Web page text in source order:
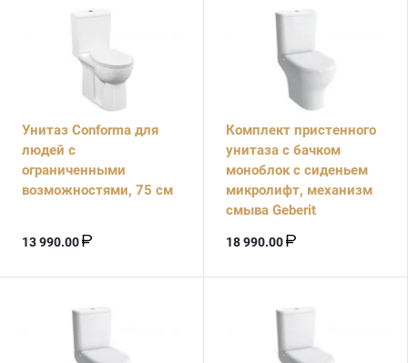
Унитаз Conforma для
людей с
ограниченными
возможностями, 75 см
13 990.00
Комплект пристенного
унитаза с бачком
моноблок с сиденьем
микролифт, механизм
смыва Geberit
18 990.00